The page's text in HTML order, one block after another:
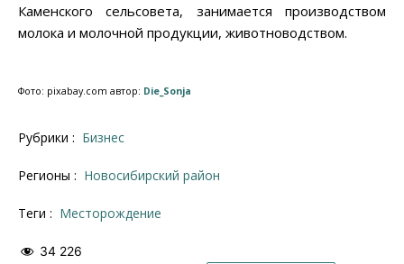
Каменского сельсовета, занимается производством
молока и молочной продукции, животноводством.
Фото: pixabay.com автор: Die_Sonja
Рубрики : Бизнес
Регионы : Новосибирский район
Теги : месторождение
34 226